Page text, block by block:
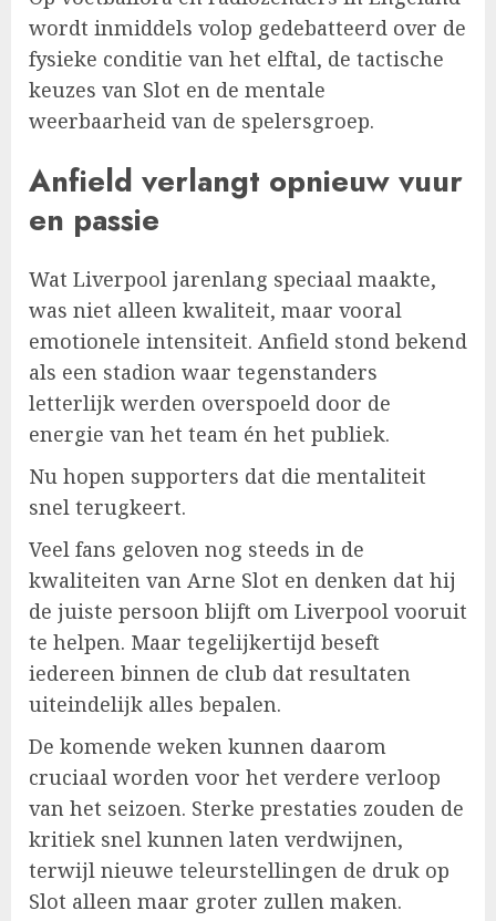
wordt inmiddels volop gedebatteerd over de
fysieke conditie van het elftal, de tactische
keuzes van Slot en de mentale
weerbaarheid van de spelersgroep.
Anfield verlangt opnieuw vuur
en passie
Wat Liverpool jarenlang speciaal maakte,
was niet alleen kwaliteit, maar vooral
emotionele intensiteit. Anfield stond bekend
als een stadion waar tegenstanders
letterlijk werden overspoeld door de
energie van het team én het publiek.
Nu hopen supporters dat die mentaliteit
snel terugkeert.
Veel fans geloven nog steeds in de
kwaliteiten van Arne Slot en denken dat hij
de juiste persoon blijft om Liverpool vooruit
te helpen. Maar tegelijkertijd beseft
iedereen binnen de club dat resultaten
uiteindelijk alles bepalen.
De komende weken kunnen daarom
cruciaal worden voor het verdere verloop
van het seizoen. Sterke prestaties zouden de
kritiek snel kunnen laten verdwijnen,
terwijl nieuwe teleurstellingen de druk op
Slot alleen maar groter zullen maken.